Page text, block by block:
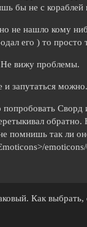
бы не с кораблей
не нашло кому
его ) то просто
Не вижу проблемы.
и запутаться можно.
Сворд
обратно.
помнишь так ли
Как выбрать,